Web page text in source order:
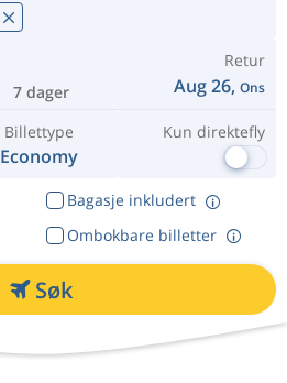
7 dager
Retur
Aug 26, Ons
Billettype
Economy
Kun direktefly
Bagasje inkludert
Ombokbare billetter
Søk